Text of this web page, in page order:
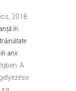
2018.
în
anii
A